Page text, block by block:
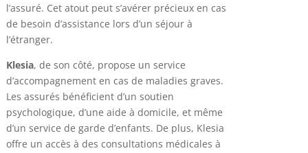
l’assuré. Cet atout peut s’avérer précieux en cas
de besoin d’assistance lors d’un séjour à
l’étranger.
Klesia, de son côté, propose un service
d’accompagnement en cas de maladies graves.
Les assurés bénéficient d’un soutien
psychologique, d’une aide à domicile, et même
d’un service de garde d’enfants. De plus, Klesia
offre un accès à des consultations médicales à